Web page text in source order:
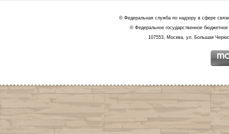
© Федеральная служба по надзору в сфере
© Федеральное государственное
107553, Москва, ул. Большая